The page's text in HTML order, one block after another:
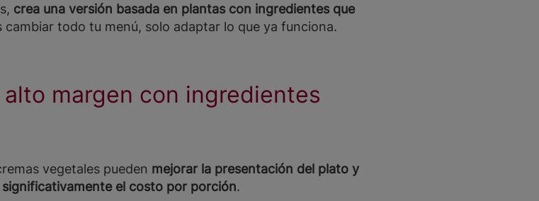
crea una versión basada en plantas con ingredientes que
cambiar todo tu menú, solo adaptar lo que ya funciona.
margen con ingredientes
vegetales pueden mejorar la presentación del plato y
el costo por porción.